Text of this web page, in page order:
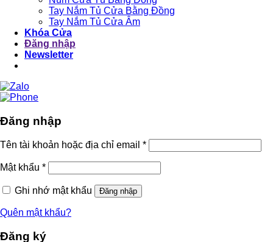
Tay Nắm Tủ Cửa Bằng Đồng
Tay Nắm Tủ Cửa Âm
Khóa Cửa
Đăng nhập
Newsletter
Đăng nhập
Tên tài khoản hoặc địa chỉ email *
Mật khẩu *
Ghi nhớ mật khẩu Đăng nhập
Quên mật khẩu?
Đăng ký